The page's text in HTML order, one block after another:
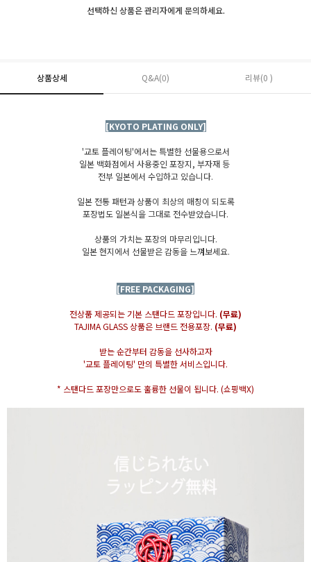
선택하신 상품은 관리자에게 문의하세요.
상품상세 Q&A(0) 리뷰(0 )
[KYOTO PLATING ONLY]
'교토 플레이팅'에서는 특별한 선물용으로서
일본 백화점에서 사용중인 포장지, 부자재 등
전부 일본에서 수입하고 있습니다.
일본 전통 패턴과 상품이 최상의 매칭이 되도록
포장법도 일본식을 그대로 전수받았습니다.
상품의 가치는 포장의 마무리입니다.
일본 현지에서 선물받은 감동을 느껴보세요.
[FREE PACKAGING]
전상품 제공되는 기본 스탠다드 포장입니다. (무료)
TAJIMA GLASS 상품은 브랜드 전용포장. (무료)
받는 순간부터 감동을 선사하고자
'교토 플레이팅' 만의 특별한 서비스입니다.
* 스탠다드 포장만으로도 훌륭한 선물이 됩니다. (쇼핑백X)